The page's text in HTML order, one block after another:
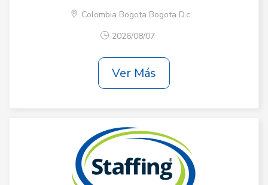
Colombia Bogota Bogota D.c.
2026/08/07
Ver Más